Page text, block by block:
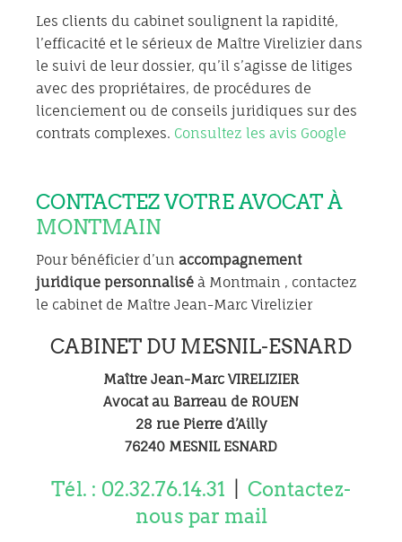
Les clients du cabinet soulignent la rapidité,
l’efficacité et le sérieux de Maître Virelizier dans
le suivi de leur dossier, qu’il s’agisse de litiges
avec des propriétaires, de procédures de
licenciement ou de conseils juridiques sur des
contrats complexes. Consultez les avis Google
CONTACTEZ VOTRE AVOCAT À
MONTMAIN
Pour bénéficier d’un accompagnement
juridique personnalisé à Montmain , contactez
le cabinet de Maître Jean-Marc Virelizier
CABINET DU MESNIL-ESNARD
Maître Jean-Marc VIRELIZIER
Avocat au Barreau de ROUEN
28 rue Pierre d’Ailly
76240 MESNIL ESNARD
Tél. : 02.32.76.14.31
Contactez-
nous par mail